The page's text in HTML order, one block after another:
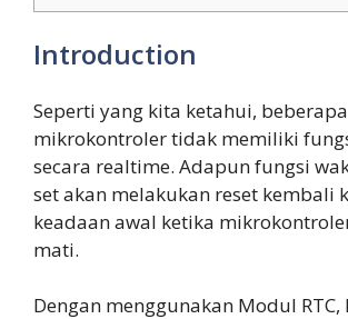
Introduction
Seperti yang kita ketahui, beberapa
mikrokontroler tidak memiliki
secara realtime. Adapun fungsi
set akan melakukan reset kembali
keadaan awal ketika
mati.
Dengan menggunakan Modul